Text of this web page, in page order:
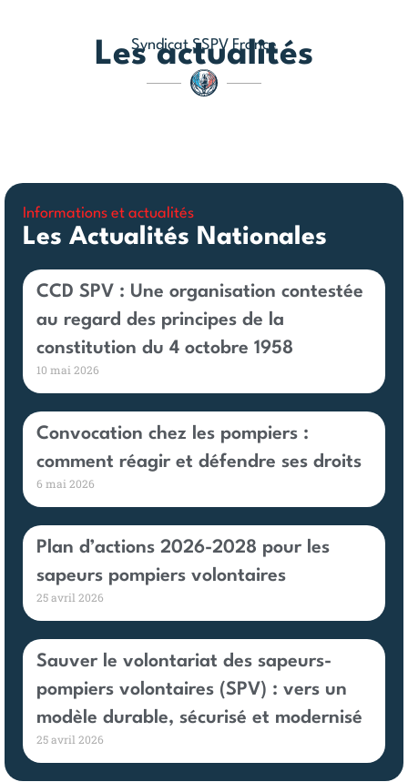
Syndicat SSPV France
Les actualités
Informations et actualités
Les Actualités Nationales
CCD SPV : Une organisation contestée
au regard des principes de la
constitution du 4 octobre 1958
10 mai 2026
Convocation chez les pompiers :
comment réagir et défendre ses droits
6 mai 2026
Plan d’actions 2026-2028 pour les
sapeurs pompiers volontaires
25 avril 2026
Sauver le volontariat des sapeurs-
pompiers volontaires (SPV) : vers un
modèle durable, sécurisé et modernisé
25 avril 2026